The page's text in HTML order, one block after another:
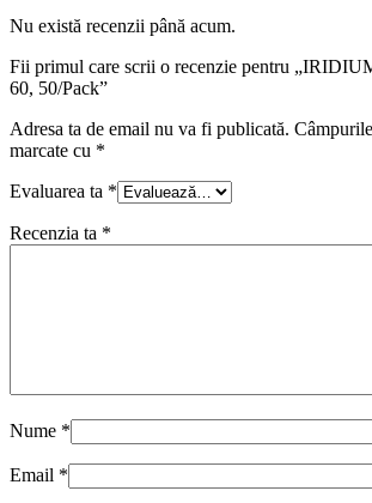
Nu există recenzii până acum.
Fii primul care scrii o recenzie pentru
60, 50/Pack”
Adresa ta de email nu va fi publicată.
marcate cu *
Evaluarea ta *
Recenzia ta *
Nume *
Email *